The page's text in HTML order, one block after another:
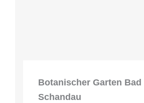
Botanischer Garten Bad
Schandau